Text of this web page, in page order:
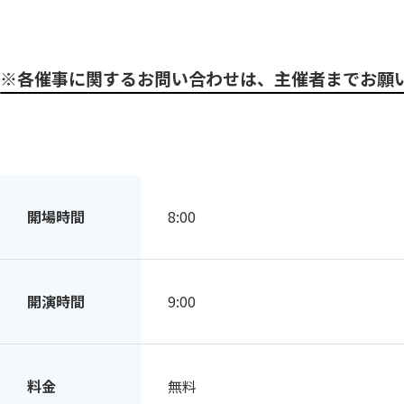
※各催事に関するお問い合わせは、主催者までお願
開場時間 8:00
開演時間 9:00
料金 無料